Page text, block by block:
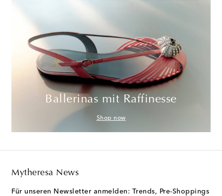
Ballerinas mit Raffinesse
Shop now
Mytheresa News
Für unseren Newsletter anmelden: Trends, Pre-Shoppings